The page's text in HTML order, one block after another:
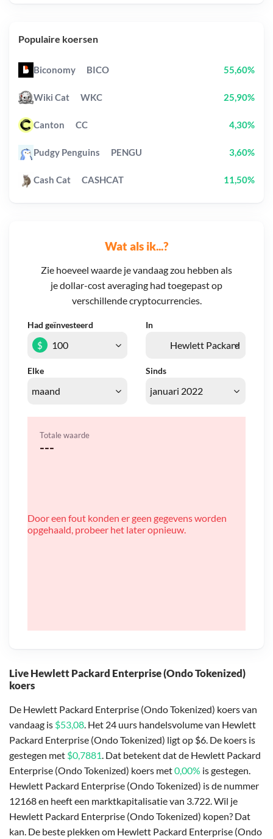
Live Hewlett Packard Enterprise (Ondo Tokenized)
koers
De Hewlett Packard Enterprise (Ondo Tokenized) koers van
vandaag is $53,08. Het 24 uurs handelsvolume van Hewlett
Packard Enterprise (Ondo Tokenized) ligt op $6. De koers is
gestegen met $0,7881. Dat betekent dat de Hewlett Packard
Enterprise (Ondo Tokenized) koers met0,00% is gestegen.
Hewlett Packard Enterprise (Ondo Tokenized) is de nummer
12168 en heeft een marktkapitalisatie van 3.722. Wil je
Hewlett Packard Enterprise (Ondo Tokenized) kopen? Dat
kan. De beste plekken om Hewlett Packard Enterprise (Ondo
Wat als ik...?
Zie hoeveel waarde je vandaag zou hebben als
je dollar-cost averaging had toegepast op
verschillende cryptocurrencies.
Had geïnvesteerd In
Elke Sinds
$
Totale waarde
---
Door een fout konden er geen gegevens worden
opgehaald, probeer het later opnieuw.
Populaire koersen
Biconomy BICO 55,60%
Wiki Cat WKC 25,90%
Canton CC 4,30%
Pudgy Penguins PENGU 3,60%
Cash Cat CASHCAT 11,50%